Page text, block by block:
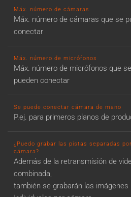
Máx. número de cámaras
Máx. número de cámaras que se
conectar
Máx. número de micrófonos
Máx. número de micrófonos que se
pueden conectar
Se puede conectar cámara de mano
P.ej. para primeros planos de
¿Puedo grabar las pistas separadas por
cámara?
Además de la retransmisión de
combinada,
también se grabarán las imágenes